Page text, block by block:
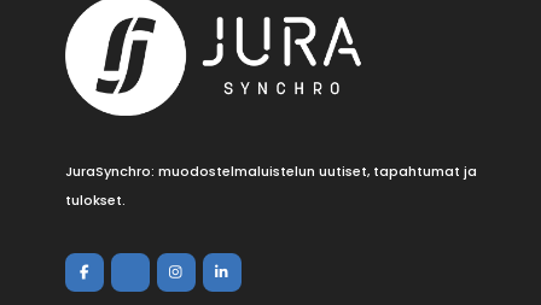
JuraSynchro: muodostelmaluistelun uutiset, tapahtumat ja
tulokset.